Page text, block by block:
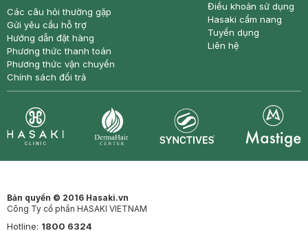
Các câu hỏi thường gặp
Gửi yêu cầu hỗ trợ
Hướng dẫn đặt hàng
Phương thức thanh toán
Phương thức vận chuyển
Chính sách đổi trả
Điều khoản sử dụng
Hasaki cẩm nang
Tuyển dụng
Liên hệ
Bản quyền © 2016 Hasaki.vn
Công Ty cổ phần HASAKI VIETNAM
Hotline: 1800 6324